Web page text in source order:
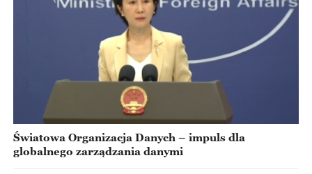
Światowa Organizacja Danych – impuls dla
globalnego zarządzania danymi